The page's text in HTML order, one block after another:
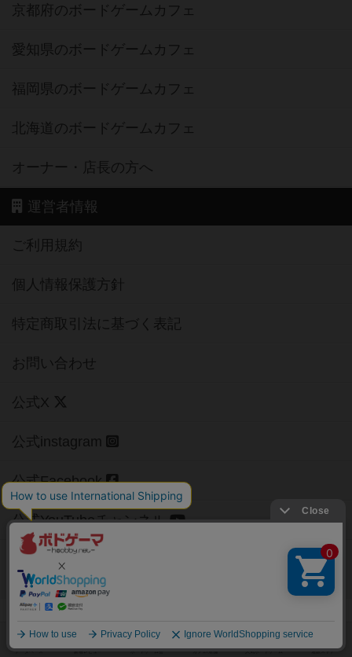
京都府のボードゲームカフェ
愛知県のボードゲームカフェ
福岡県のボードゲームカフェ
北海道のボードゲームカフェ
オーナー・店長の方へ
運営者情報
ご利用規約
個人情報保護方針
特定商取引法に基づく表記
お問い合わせ
公式X
公式instagram
公式Facebook
公式YouTubeチャンネル